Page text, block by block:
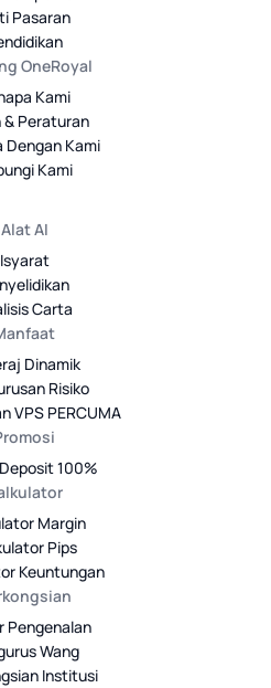
Pasaran
OneRoyal
Kami
& Peraturan
Dengan Kami
Kami
Alat AI
Isyarat
Carta
Dinamik
Risiko
VPS PERCUMA
100%
Margin
Pips
Keuntungan
Pengenalan
Wang
Institusi